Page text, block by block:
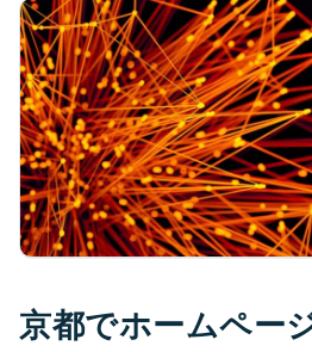
京都でホームペー